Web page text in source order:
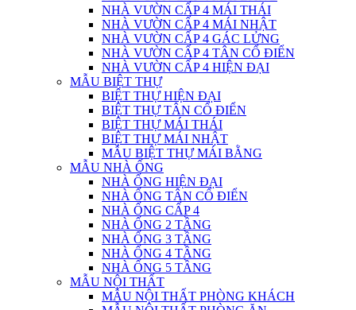
NHÀ VƯỜN CẤP 4 MÁI THÁI
NHÀ VƯỜN CẤP 4 MÁI NHẬT
NHÀ VƯỜN CẤP 4 GÁC LỬNG
NHÀ VƯỜN CẤP 4 TÂN CỔ ĐIỂN
NHÀ VƯỜN CẤP 4 HIỆN ĐẠI
MẪU BIỆT THỰ
BIỆT THỰ HIỆN ĐẠI
BIỆT THỰ TÂN CỔ ĐIỂN
BIỆT THỰ MÁI THÁI
BIỆT THỰ MÁI NHẬT
MẪU BIỆT THỰ MÁI BẰNG
MẪU NHÀ ỐNG
NHÀ ỐNG HIỆN ĐẠI
NHÀ ỐNG TÂN CỔ ĐIỂN
NHÀ ỐNG CẤP 4
NHÀ ỐNG 2 TẦNG
NHÀ ỐNG 3 TẦNG
NHÀ ỐNG 4 TẦNG
NHÀ ỐNG 5 TẦNG
MẪU NỘI THẤT
MẪU NỘI THẤT PHÒNG KHÁCH